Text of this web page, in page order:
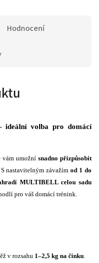
Hodnocení
ideální volba pro domácí
umožní snadno přizpůsobit
nastavitelným závažímod 1 do
MULTIBELL celou sadu
pro váš domácí trénink.
v rozsahu 1–2,5 kg na činku